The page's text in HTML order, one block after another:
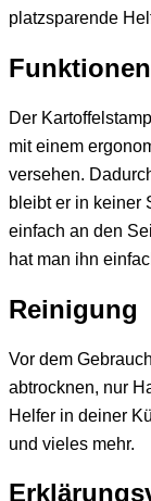
platzsparende
Der
mit einem
versehen.
bleibt er in keiner
einfach an den
hat man ihn
Reinigung
Vor dem
abtrocknen, nur
Helfer in deiner
und vieles mehr.